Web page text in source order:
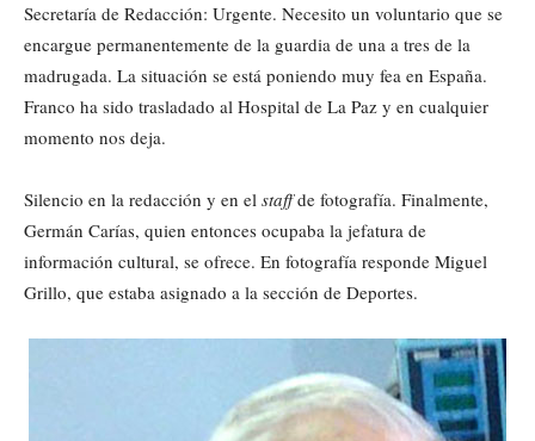
Secretaría de Redacción: Urgente. Necesito un voluntario que se
encargue permanentemente de la guardia de una a tres de la
madrugada. La situación se está poniendo muy fea en España.
Franco ha sido trasladado al Hospital de La Paz y en cualquier
momento nos deja.
Silencio en la redacción y en el staffde fotografía. Finalmente,
Germán Carías, quien entonces ocupaba la jefatura de
información cultural, se ofrece. En fotografía responde Miguel
Grillo, que estaba asignado a la sección de Deportes.